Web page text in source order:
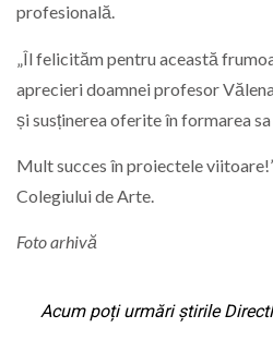
profesională.
„Îl felicităm pentru această
aprecieri doamnei profesor
și susținerea oferite în formarea sa
Mult succes în proiectele
Colegiului de Arte.
Foto arhivă
Acum poți urmări știrile